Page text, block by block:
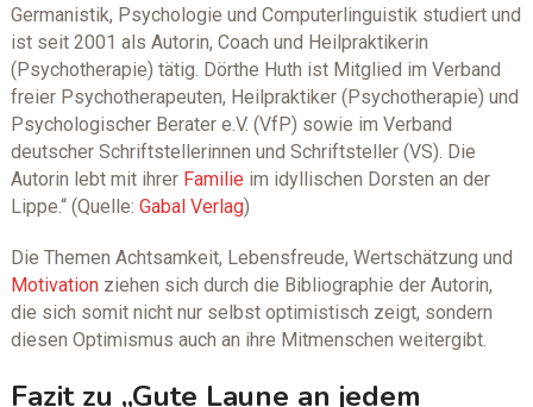
Germanistik, Psychologie und Computerlinguistik studiert und
ist seit 2001 als Autorin, Coach und Heilpraktikerin
(Psychotherapie) tätig. Dörthe Huth ist Mitglied im Verband
freier Psychotherapeuten, Heilpraktiker (Psychotherapie) und
Psychologischer Berater e.V. (VfP) sowie im Verband
deutscher Schriftstellerinnen und Schriftsteller (VS). Die
Autorin lebt mit ihrer Familie im idyllischen Dorsten an der
Lippe.“ (Quelle: Gabal Verlag)
Die Themen Achtsamkeit, Lebensfreude, Wertschätzung und
Motivationziehen sich durch die Bibliographie der Autorin,
die sich somit nicht nur selbst optimistisch zeigt, sondern
diesen Optimismus auch an ihre Mitmenschen weitergibt.
Fazit zu „Gute Laune an jedem